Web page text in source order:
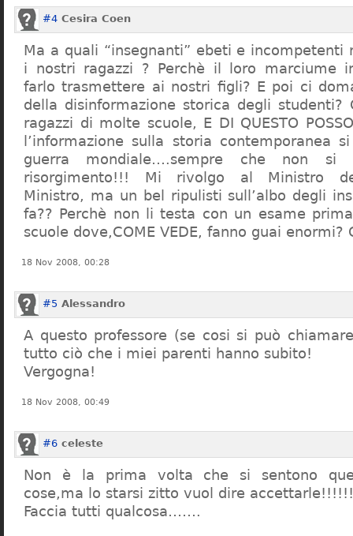
#4 Cesira Coen
Ma a quali “insegnanti” ebeti e
i nostri ragazzi ? Perchè il loro marciume
farlo trasmettere ai nostri figli? E poi ci
della disinformazione storica degli
ragazzi di molte scuole, E DI QUESTO POSSO
l’informazione sulla storia contemporanea
guerra mondiale….sempre che non
risorgimento!!! Mi rivolgo al Ministro
Ministro, ma un bel ripulisti sull’albo degli
fa?? Perchè non li testa con un esame
scuole dove,COME VEDE, fanno guai enormi?
18 Nov 2008, 00:28
#5 Alessandro
A questo professore (se cosi si può
tutto ciò che i miei parenti hanno subito!
Vergogna!
18 Nov 2008, 00:49
#6 celeste
Non è la prima volta che si sentono
cose,ma lo starsi zitto vuol dire accettarle!!!!!!
Faccia tutti qualcosa…….